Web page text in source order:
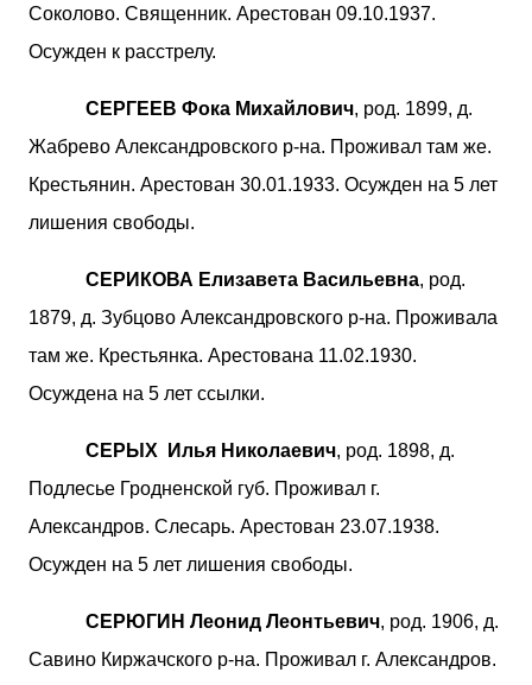
Соколово. Священник. Арестован 09.10.1937.
Осужден к расстрелу.
СЕРГЕЕВ Фока Михайлович, род. 1899, д.
Жабрево Александровского р-на. Проживал там же.
Крестьянин. Арестован 30.01.1933. Осужден на 5 лет
лишения свободы.
СЕРИКОВА Елизавета Васильевна, род.
1879, д. Зубцово Александровского р-на. Проживала
там же. Крестьянка. Арестована 11.02.1930.
Осуждена на 5 лет ссылки.
СЕРЫХ Илья Николаевич, род. 1898, д.
Подлесье Гродненской губ. Проживал г.
Александров. Слесарь. Арестован 23.07.1938.
Осужден на 5 лет лишения свободы.
СЕРЮГИН Леонид Леонтьевич, род. 1906, д.
Савино Киржачского р-на. Проживал г. Александров.